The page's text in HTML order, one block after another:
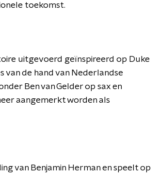
toekomst.
uitgevoerd geïnspireerd op Duke
van de hand van Nederlandse
Ben van Gelder op sax en
aangemerkt worden als
van Benjamin Herman en speelt op